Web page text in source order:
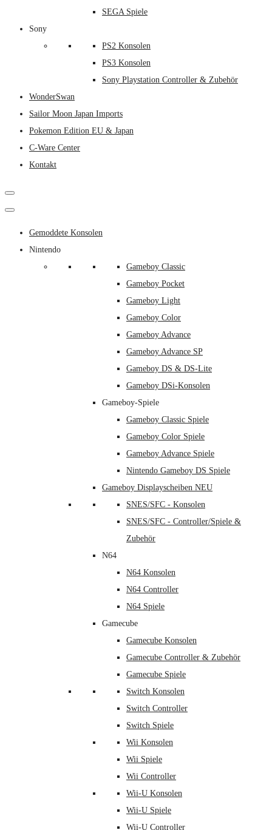
SEGA Spiele
Sony
PS2 Konsolen
PS3 Konsolen
Sony Playstation Controller & Zubehör
WonderSwan
Sailor Moon Japan Imports
Pokemon Edition EU & Japan
C-Ware Center
Kontakt
Gemoddete Konsolen
Nintendo
Gameboy Classic
Gameboy Pocket
Gameboy Light
Gameboy Color
Gameboy Advance
Gameboy Advance SP
Gameboy DS & DS-Lite
Gameboy DSi-Konsolen
Gameboy-Spiele
Gameboy Classic Spiele
Gameboy Color Spiele
Gameboy Advance Spiele
Nintendo Gameboy DS Spiele
Gameboy Displayscheiben NEU
SNES/SFC - Konsolen
SNES/SFC - Controller/Spiele &
Zubehör
N64
N64 Konsolen
N64 Controller
N64 Spiele
Gamecube
Gamecube Konsolen
Gamecube Controller & Zubehör
Gamecube Spiele
Switch Konsolen
Switch Controller
Switch Spiele
Wii Konsolen
Wii Spiele
Wii Controller
Wii-U Konsolen
Wii-U Spiele
Wii-U Controller